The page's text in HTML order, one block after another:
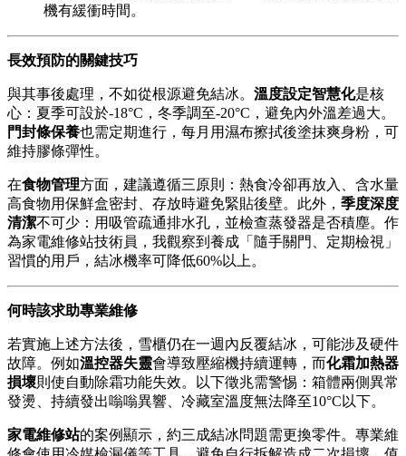
機有緩衝時間。
長效預防的關鍵技巧
與其事後處理，不如從根源避免結冰。 溫度設定智慧化是核
心：夏季可設於-18°C，冬季調至-20°C，避免內外溫差過大。
門封條保養也需定期進行，每月用濕布擦拭後塗抹爽身粉，可
維持膠條彈性。
在食物管理方面，建議遵循三原則：熱食冷卻再放入、含水量
高食物用保鮮盒密封、存放時避免緊貼後壁。此外， 季度深度
清潔不可少：用吸管疏通排水孔，並檢查蒸發器是否積塵。作
為家電維修站技術員，我觀察到養成「隨手關門、定期檢視」
習慣的用戶，結冰機率可降低60%以上。
何時該求助專業維修
若實施上述方法後，雪櫃仍在一週內反覆結冰，可能涉及硬件
故障。例如溫控器失靈會導致壓縮機持續運轉，而化霜加熱器
損壞則使自動除霜功能失效。以下徵兆需警惕：箱體兩側異常
發燙、持續發出嗡嗡異響、冷藏室溫度無法降至10°C以下。
家電維修站的案例顯示，約三成結冰問題需更換零件。專業維